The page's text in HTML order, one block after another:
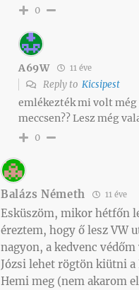
0
A69W 11 éve
Reply to Kicsipest
emlékezték mi volt
meccsen?? Lesz még
0
Balázs Németh 11 éve
Esküszöm, mikor hétfőn
éreztem, hogy ő lesz VW
nagyon, a kedvenc
Józsi lehet rögtön kiütni a
Hemi meg (nem akarom